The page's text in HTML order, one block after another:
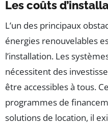
Les coûts
L’un des principaux
énergies renouvelables
l’installation. Les
nécessitent des
être accessibles à tous.
programmes de
solutions de location, il